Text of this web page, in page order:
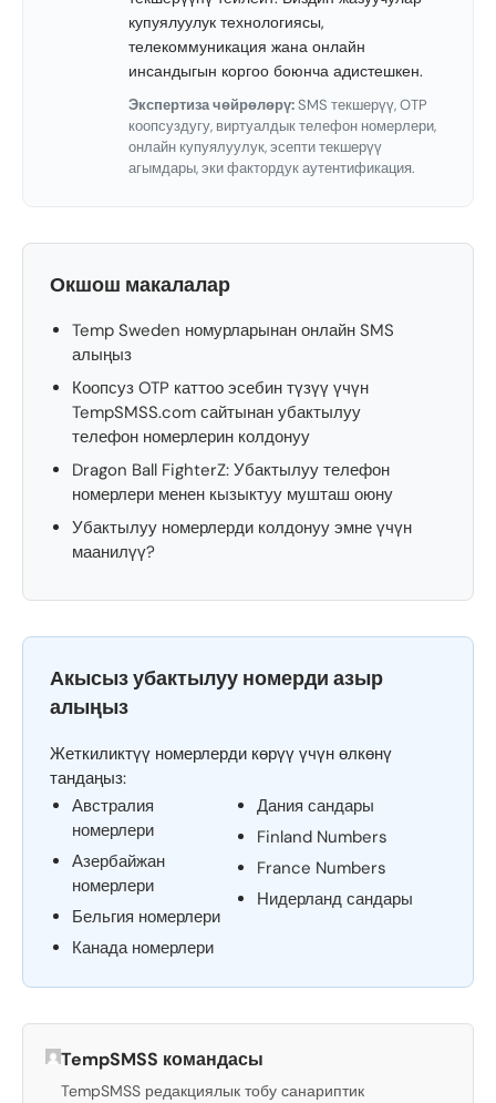
купуялуулук технологиясы,
телекоммуникация жана онлайн
инсандыгын коргоо боюнча адистешкен.
Экспертиза чөйрөлөрү:SMS текшерүү, OTP
коопсуздугу, виртуалдык телефон номерлери,
онлайн купуялуулук, эсепти текшерүү
агымдары, эки фактордук аутентификация.
Окшош макалалар
Temp Sweden номурларынан онлайн SMS
алыңыз
Коопсуз OTP каттоо эсебин түзүү үчүн
TempSMSS.com сайтынан убактылуу
телефон номерлерин колдонуу
Dragon Ball FighterZ: Убактылуу телефон
номерлери менен кызыктуу мушташ оюну
Убактылуу номерлерди колдонуу эмне үчүн
маанилүү?
Акысыз убактылуу номерди азыр
алыңыз
Жеткиликтүү номерлерди көрүү үчүн өлкөнү
тандаңыз:
Австралия
номерлери
Азербайжан
номерлери
Бельгия номерлери
Канада номерлери
Дания сандары
Finland Numbers
France Numbers
Нидерланд сандары
TempSMSS командасы
TempSMSS редакциялык тобу санариптик